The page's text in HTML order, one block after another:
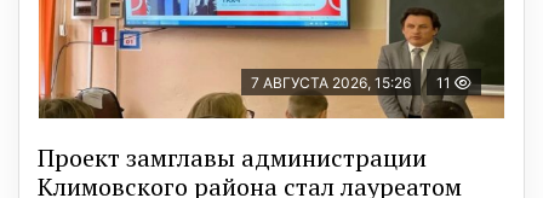
7 АВГУСТА 2026, 15:26 11
Проект замглавы администрации
Климовского района стал лауреатом